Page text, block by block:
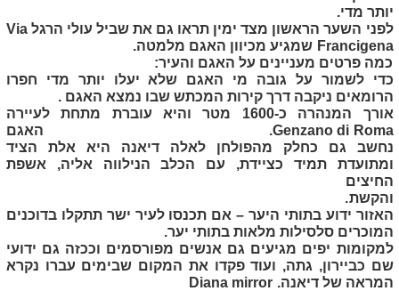
יותר מדי.
לפני השער הראשון מצד ימין תראו גם את שביל עולי הרגל Via
Francigena שמגיע מכיוון האגם מלמטה.
כמה פרטים מעניינים על האגם והעיר:
כדי לשמור על גובה מי האגם שלא יעלו יותר מדי חפרו
הרומאים ניקבה דרך קירות המכתש שבו נמצא האגם .
אורך המנהרה כ-1600 מטר והיא עוברת מתחת לעיירה
Genzano di Roma. האגם
נחשב גם כחלק מהפולחן לאלה דיאנה היא אלת הציד
ומתועדת תמיד כציידת, עם הכלב הנילווה אליה, אשפת
החיצים
והקשת.
האזור ידוע בתותי היער – אם תכנסו לעיר ישר תתקלו בדוכנים
המוכרים סלסילות מלאות בתותי יער.
למקומות יפים מגיעים גם אנשים מפורסמים וככזה גם ידועי
שם כביירון, גתה, ועוד פקדו את המקום שבימים עברו נקרא
המראה של דיאנה. Diana mirror